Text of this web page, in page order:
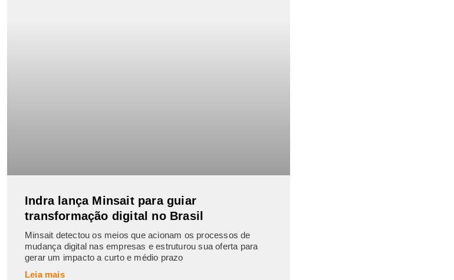
Indra lança Minsait para guiar
transformação digital no Brasil
Minsait detectou os meios que acionam os processos de
mudança digital nas empresas e estruturou sua oferta para
gerar um impacto a curto e médio prazo
Leia mais